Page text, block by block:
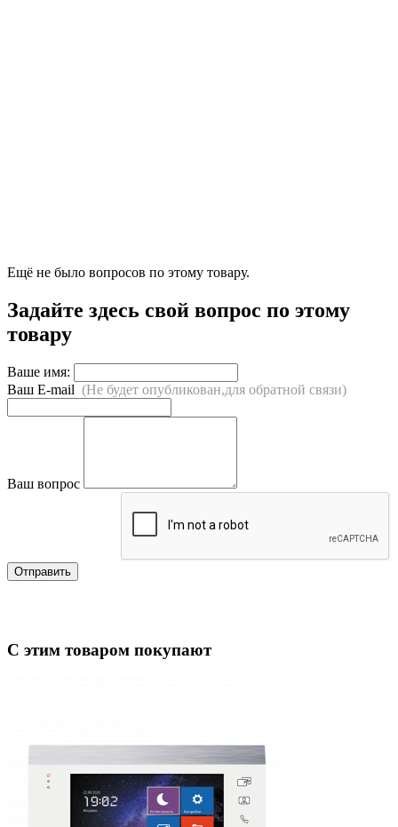
Ещё не было вопросов по этому товару.
Задайте здесь свой вопрос по этому
товару
Ваше имя:
Ваш E-mail (Не будет опубликован,для обратной связи)
Ваш вопрос
Отправить
С этим товаром покупают